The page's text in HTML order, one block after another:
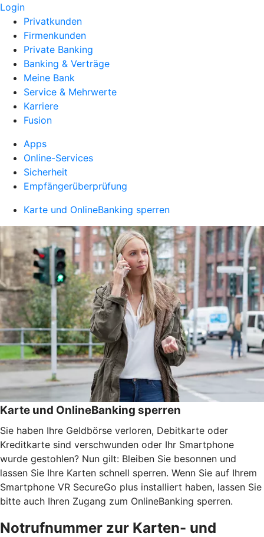
Login
Privatkunden
Firmenkunden
Private Banking
Banking & Verträge
Meine Bank
Service & Mehrwerte
Karriere
Fusion
Apps
Online-Services
Sicherheit
Empfängerüberprüfung
Karte und OnlineBanking sperren
Karte und OnlineBanking sperren
Sie haben Ihre Geldbörse verloren, Debitkarte oder
Kreditkarte sind verschwunden oder Ihr Smartphone
wurde gestohlen? Nun gilt: Bleiben Sie besonnen und
lassen Sie Ihre Karten schnell sperren. Wenn Sie auf Ihrem
Smartphone VR SecureGo plus installiert haben, lassen Sie
bitte auch Ihren Zugang zum OnlineBanking sperren.
Notrufnummer zur Karten- und